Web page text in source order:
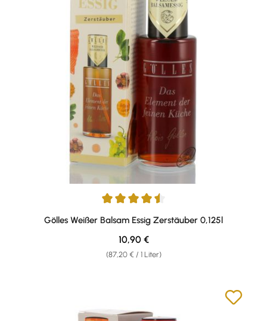
Durchschnittliche Bewertung von 4.4 von 5 Sternen
Gölles Weißer Balsam Essig Zerstäuber 0,125l
(87,20 € / 1 Liter)
Regulärer Preis:
10,90 €